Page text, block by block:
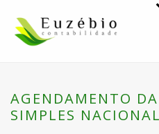
AGENDAMENTO
SIMPLES